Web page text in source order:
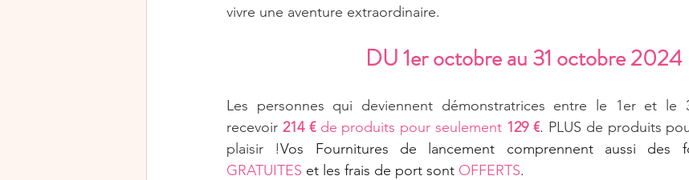
vivre une aventure extraordinaire.
DU 1er octobre au 31 octobre 2024
Les personnes qui deviennent démonstratrices entre le 1er et le
recevoir 214 € de produits pour seulement 129 €. PLUS de produits
plaisir !
GRATUITES et les frais de port sont OFFERTS.